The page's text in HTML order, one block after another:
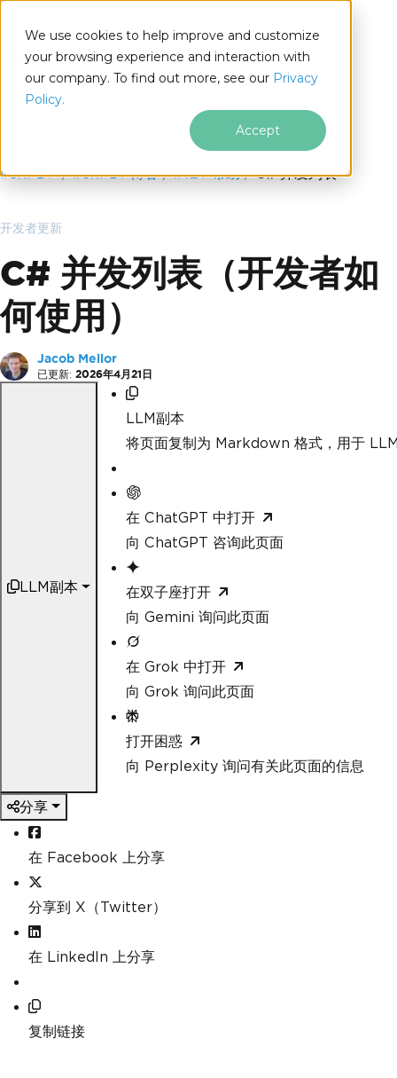
We use cookies to help improve and customize
your browsing experience and interaction with
our company. To find out more, see our Privacy
Policy.
Accept
.NET
跳至页脚内容
IronPDF IronPDF博客 .NET 帮助 C# 并发列表
开发者更新
C# 并发列表（开发者如
何使用）
Jacob Mellor
已更新: 2026年4月21日
LLM副本
LLM副本
将页面复制为 Markdown 格式，用于
在 ChatGPT 中打开
向 ChatGPT 咨询此页面
在双子座打开
向 Gemini 询问此页面
在 Grok 中打开
向 Grok 询问此页面
打开困惑
向 Perplexity 询问有关此页面的信息
分享
在 Facebook 上分享
分享到 X（Twitter）
在 LinkedIn 上分享
复制链接